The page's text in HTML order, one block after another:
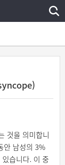
것을 의미합니
안 남성의 3%
습니다. 이 중